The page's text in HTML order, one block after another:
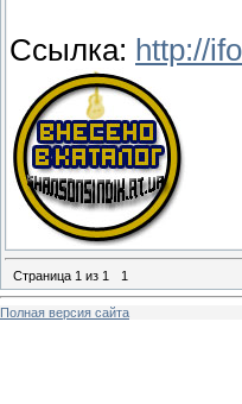
Ссылка: http://
Страница 1 из 1 1
Полная версия сайта